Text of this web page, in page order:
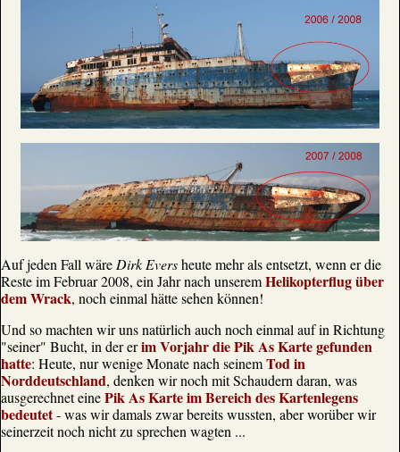
Auf jeden Fall wäreDirk Eversheute mehr als entsetzt, wenn er die
Reste im Februar 2008, ein Jahr nach unseremHelikopterflug über
dem Wrack, noch einmal hätte sehen können!
Und so machten wir uns natürlich auch noch einmal auf in Richtung
"seiner" Bucht, in der erim Vorjahr die Pik As Karte gefunden
hatte: Heute, nur wenige Monate nach seinemTod in
Norddeutschland, denken wir noch mit Schaudern daran, was
ausgerechnet einePik As Karte im Bereich des Kartenlegens
bedeutet- was wir damals zwar bereits wussten, aber worüber wir
seinerzeit noch nicht zu sprechen wagten ...